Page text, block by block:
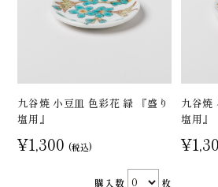
九谷焼 小豆皿 色彩花 緑 『盛り
塩用』
¥1,300 (税込)
購入数 枚
九谷焼
塩用』